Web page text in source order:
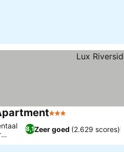
3 Sterren
8,1Zeer goed (2.629 scores)